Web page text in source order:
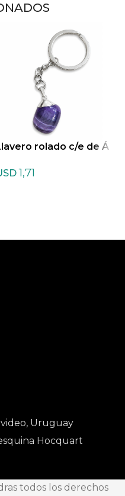
rolado c/e de Á
1,71
Uruguay
Hocquart
todos los derechos